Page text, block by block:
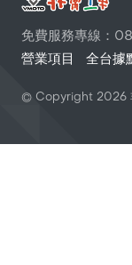
免費服務專線：
營業項目
全台據
© Copyright 2026